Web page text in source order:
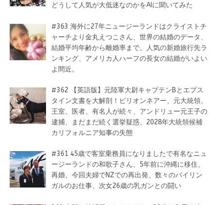
どうして人気が大低迷なのかをAIに聞いてみた
#363 海外に27年ニュージーランドはクライストチ
ャーチより金丸えつこさん、世界の結婚のデータ、
結婚平均年齢から離婚率まで。人気の新婚旅行先ラ
ンキング、アメリカ人ハーフの長女の結婚がいよい
よ間近。
#362 【英語版】元陸軍大尉キャプテンBとエプス
タイン文書を大解剖！ビリオンネアー、元大統領、
王室、医者、有名人が続々、アンドリュー元王子の
逮捕、まだまだ続く選挙疑惑、2028年大統領候補
カリフォルニア知事の失態
#361 45歳で客室乗務員になりましたで有名なニュ
ージーランドの和歌子さん、5年前に沖縄に移住、
再婚、今回夫婦でNZでの再出発、数々のバイリン
ガルのお仕事、次女26歳の乳ガンとの闘い